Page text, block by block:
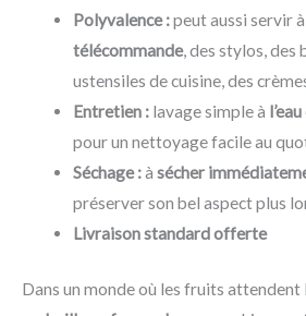
Polyvalence :peut aussi servir
télécommande, des stylos, des
ustensiles de cuisine, des
Entretien :lavage simple à
pour un nettoyage facile au
Séchage :à sécher
préserver son bel aspect plus
Livraison standard offerte
Dans un monde où les fruits attendent